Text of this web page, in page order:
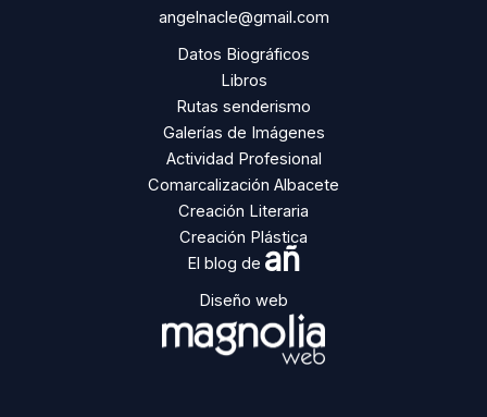
angelnacle@gmail.com
Datos Biográficos
Libros
Rutas senderismo
Galerías de Imágenes
Actividad Profesional
Comarcalización Albacete
Creación Literaria
Creación Plástica
El blog de añ
Diseño web